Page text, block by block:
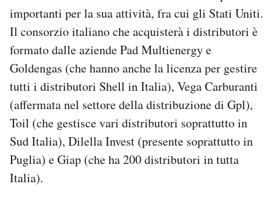
importanti per la sua attività, fra cui gli Stati Uniti.
Il consorzio italiano che acquisterà i distributori è
formato dalle aziende Pad Multienergy e
Goldengas (che hanno anche la licenza per gestire
tutti i distributori Shell in Italia), Vega Carburanti
(affermata nel settore della distribuzione di Gpl),
Toil (che gestisce vari distributori soprattutto in
Sud Italia), Dilella Invest (presente soprattutto in
Puglia) e Giap (che ha 200 distributori in tutta
Italia).